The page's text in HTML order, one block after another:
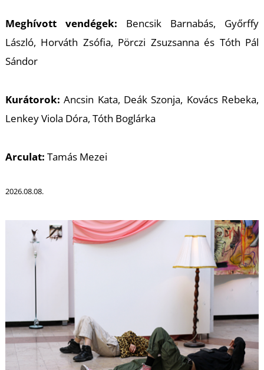
Meghívott vendégek: Bencsik Barnabás, Győrffy
László, Horváth Zsófia, Pörczi Zsuzsanna és Tóth Pál
Sándor
Kurátorok: Ancsin Kata, Deák Szonja, Kovács Rebeka,
Lenkey Viola Dóra, Tóth Boglárka
Arculat: Tamás Mezei
2026.08.08.